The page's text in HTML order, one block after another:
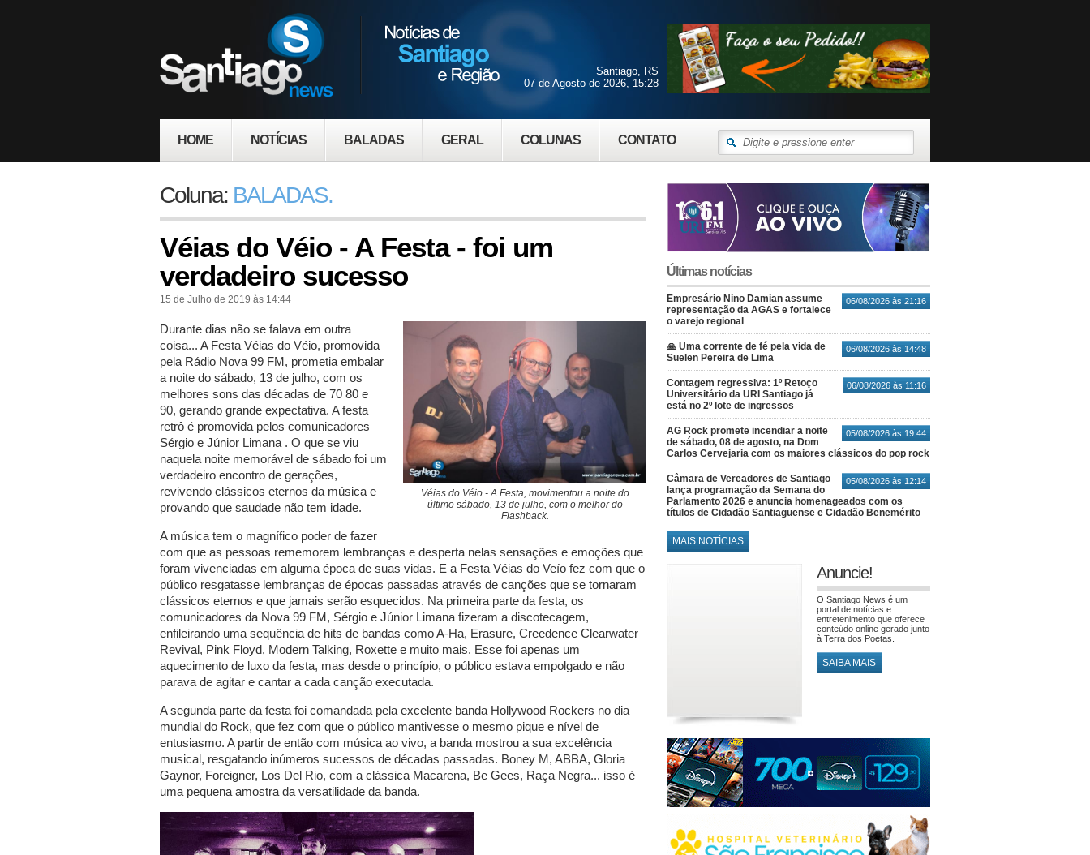
HOME NOTÍCIAS BALADAS GERAL COLUNAS CONTATO
Santiago, RS
07 de Agosto de 2026, 15:28
Coluna: BALADAS.
Véias do Véio - A Festa - foi um
verdadeiro sucesso
15 de Julho de 2019 às 14:44
Véias do Véio - A Festa, movimentou a noite do
último sábado, 13 de julho, com o melhor do
Flashback.
Durante dias não se falava em outra
coisa... A Festa Véias do Véio, promovida
pela Rádio Nova 99 FM, prometia embalar
a noite do sábado, 13 de julho, com os
melhores sons das décadas de 70 80 e
90, gerando grande expectativa. A festa
retrô é promovida pelos comunicadores
Sérgio e Júnior Limana . O que se viu
naquela noite memorável de sábado foi um
verdadeiro encontro de gerações,
revivendo clássicos eternos da música e
provando que saudade não tem idade.
A música tem o magnífico poder de fazer
com que as pessoas rememorem lembranças e desperta nelas sensações e emoções que
foram vivenciadas em alguma época de suas vidas. E a Festa Véias do Veío fez com que o
público resgatasse lembranças de épocas passadas através de canções que se tornaram
clássicos eternos e que jamais serão esquecidos. Na primeira parte da festa, os
comunicadores da Nova 99 FM, Sérgio e Júnior Limana fizeram a discotecagem,
enfileirando uma sequência de hits de bandas como A-Ha, Erasure, Creedence Clearwater
Revival, Pink Floyd, Modern Talking, Roxette e muito mais. Esse foi apenas um
aquecimento de luxo da festa, mas desde o princípio, o público estava empolgado e não
parava de agitar e cantar a cada canção executada.
A segunda parte da festa foi comandada pela excelente banda Hollywood Rockers no dia
mundial do Rock, que fez com que o público mantivesse o mesmo pique e nível de
entusiasmo. A partir de então com música ao vivo, a banda mostrou a sua excelência
musical, resgatando inúmeros sucessos de décadas passadas. Boney M, ABBA, Gloria
Gaynor, Foreigner, Los Del Rio, com a clássica Macarena, Be Gees, Raça Negra... isso é
uma pequena amostra da versatilidade da banda.
Últimas notícias
06/08/2026 às 21:16
Empresário Nino Damian assume
representação da AGAS e fortalece
o varejo regional
06/08/2026 às 14:48
🙏 Uma corrente de fé pela vida de
Suelen Pereira de Lima
06/08/2026 às 11:16
Contagem regressiva: 1º Retoço
Universitário da URI Santiago já
está no 2º lote de ingressos
05/08/2026 às 19:44
AG Rock promete incendiar a noite
de sábado, 08 de agosto, na Dom
Carlos Cervejaria com os maiores clássicos do pop rock
05/08/2026 às 12:14
Câmara de Vereadores de Santiago
lança programação da Semana do
Parlamento 2026 e anuncia homenageados com os
títulos de Cidadão Santiaguense e Cidadão Benemérito
MAIS NOTÍCIAS
Anuncie!
O Santiago News é um
portal de notícias e
entretenimento que oferece
conteúdo online gerado junto
à Terra dos Poetas.
SAIBA MAIS